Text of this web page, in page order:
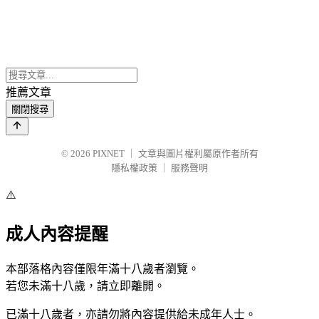
推薦文章
關閉搜尋
© 2026 PIXNET
文章與圖片權利屬原作者所有
隱私權政策
服務聲明
⚠️
成人內容提醒
本部落格內容僅限年滿十八歲者瀏覽。
若您未滿十八歲，請立即離開。
已滿十八歲者，亦請勿將內容提供給未成年人士。